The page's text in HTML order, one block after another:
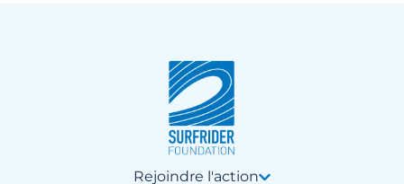
Rejoindre l'action